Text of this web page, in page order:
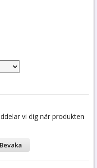
vi dig när produkten
Bevaka